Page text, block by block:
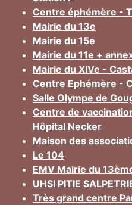
Centre éphémère -
Mairie du 13e
Mairie du 15e
Mairie du 11e +
Mairie du XIVe -
Centre Ephémère -
Salle Olympe de
Centre de
Hôpital Necker
Maison des
Le 104
EMV Mairie du
UHSI PITIE
Très grand centre